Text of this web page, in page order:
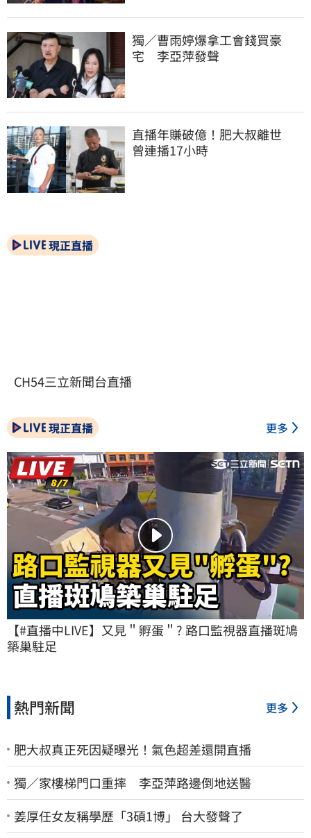
獨／曹雨婷爆拿工會錢買豪
宅　李亞萍發聲
直播年賺破億！肥大叔離世
曾連播17小時
現正直播
CH54三立新聞台直播
現正直播 更多
【#直播中LIVE】又見＂孵蛋＂? 路口監視器直播斑鳩
築巢駐足
熱門新聞 更多
肥大叔真正死因疑曝光！氣色超差還開直播
獨／家樓梯門口重摔 李亞萍路邊倒地送醫
姜厚任女友稱學歷「3碩1博」 台大發聲了